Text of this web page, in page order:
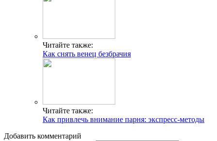
Читайте также:
Как снять венец безбрачия
Читайте также:
Как привлечь внимание парня: экспресс-методы
Добавить комментарий